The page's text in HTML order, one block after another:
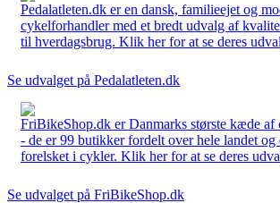
Pedalatleten.dk er en dansk, familieejet og
cykelforhandler med et bredt udvalg af
til hverdagsbrug. Klik her for at se deres
Se udvalget på Pedalatleten.dk
FriBikeShop.dk er Danmarks største kæde af
- de er 99 butikker fordelt over hele landet og
forelsket i cykler. Klik her for at se deres
Se udvalget på FriBikeShop.dk